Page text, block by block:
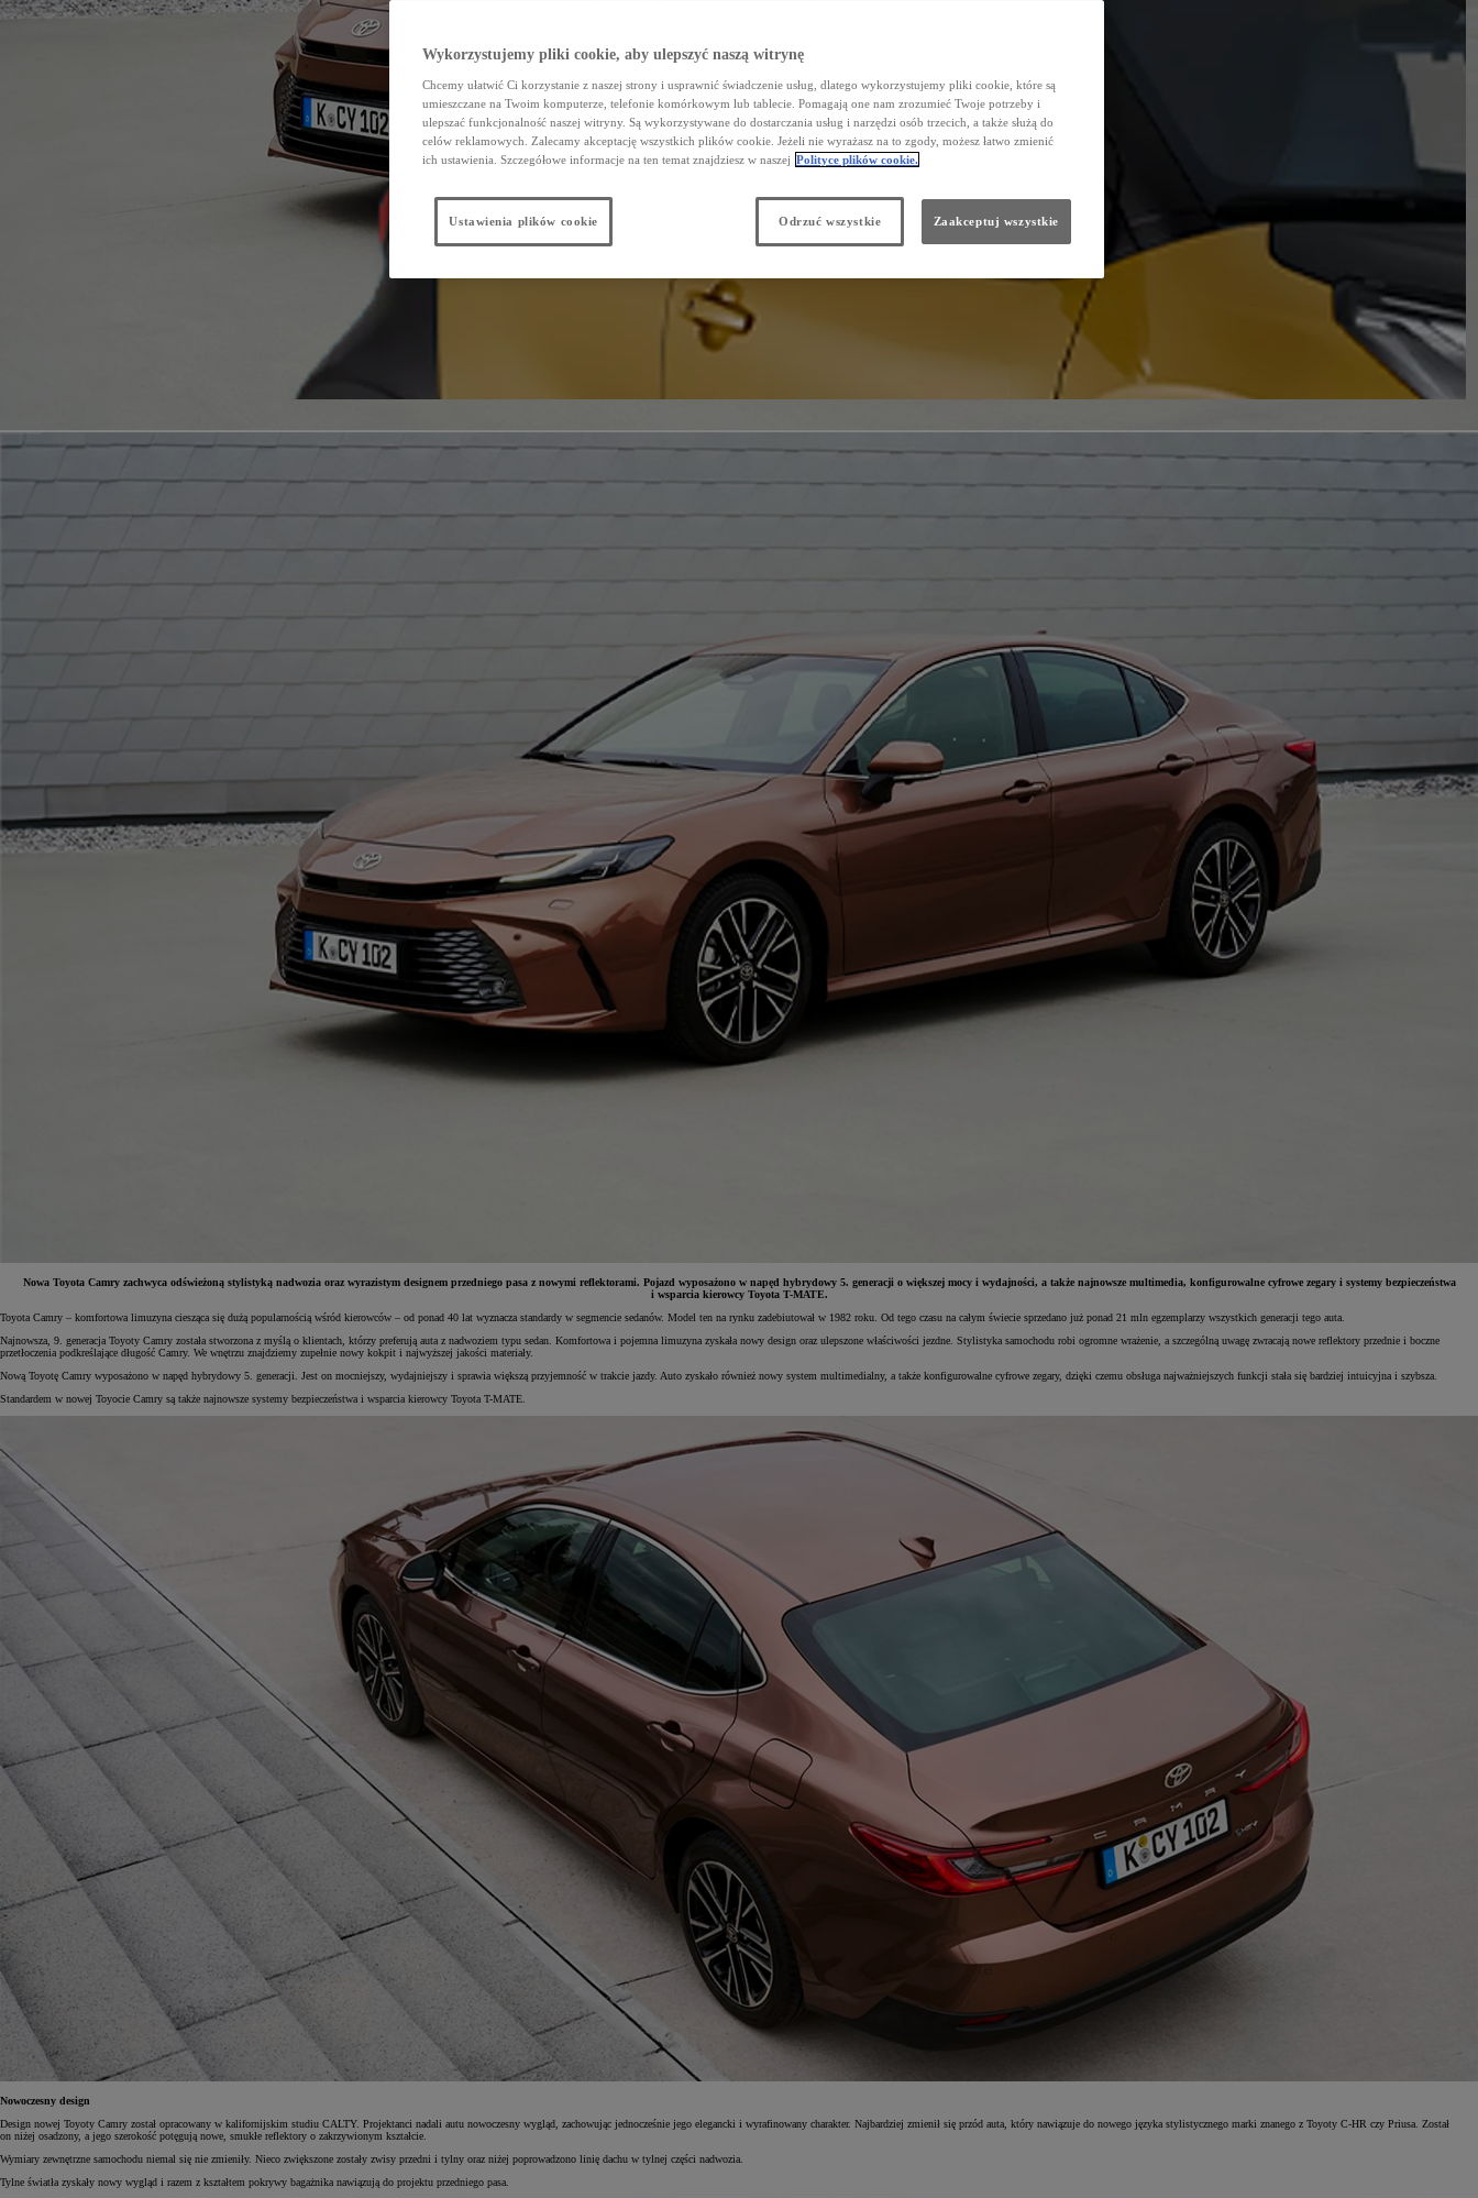
Yaris Cross
HYBRID
Nowa Toyota Camry zachwyca odświeżoną stylistyką nadwozia oraz wyrazistym designem przedniego pasa z nowymi reflektorami. Pojazd wyposażono w napęd hybrydowy 5. generacji o większej mocy i wydajności, a także najnowsze multimedia, konfigurowalne cyfrowe zegary i systemy bezpieczeństwa
i wsparcia kierowcy Toyota T-MATE.
Toyota Camry – komfortowa limuzyna ciesząca się dużą popularnością wśród kierowców – od ponad 40 lat wyznacza standardy w segmencie sedanów. Model ten na rynku zadebiutował w 1982 roku. Od tego czasu na całym świecie sprzedano już ponad 21 mln egzemplarzy wszystkich generacji tego auta.
Najnowsza, 9. generacja Toyoty Camry została stworzona z myślą o klientach, którzy preferują auta z nadwoziem typu sedan. Komfortowa i pojemna limuzyna zyskała nowy design oraz ulepszone właściwości jezdne. Stylistyka samochodu robi ogromne wrażenie, a szczególną uwagę zwracają nowe reflektory przednie i boczne
przetłoczenia podkreślające długość Camry. We wnętrzu znajdziemy zupełnie nowy kokpit i najwyższej jakości materiały.
Nową Toyotę Camry wyposażono w napęd hybrydowy 5. generacji. Jest on mocniejszy, wydajniejszy i sprawia większą przyjemność w trakcie jazdy. Auto zyskało również nowy system multimedialny, a także konfigurowalne cyfrowe zegary, dzięki czemu obsługa najważniejszych funkcji stała się bardziej intuicyjna i szybsza.
Standardem w nowej Toyocie Camry są także najnowsze systemy bezpieczeństwa i wsparcia kierowcy Toyota T-MATE.
Nowoczesny design
Design nowej Toyoty Camry został opracowany w kalifornijskim studiu CALTY. Projektanci nadali autu nowoczesny wygląd, zachowując jednocześnie jego elegancki i wyrafinowany charakter. Najbardziej zmienił się przód auta, który nawiązuje do nowego języka stylistycznego marki znanego z Toyoty C-HR czy Priusa. Został
on niżej osadzony, a jego szerokość potęgują nowe, smukłe reflektory o zakrzywionym kształcie.
Wymiary zewnętrzne samochodu niemal się nie zmieniły. Nieco zwiększone zostały zwisy przedni i tylny oraz niżej poprowadzono linię dachu w tylnej części nadwozia.
Tylne światła zyskały nowy wygląd i razem z kształtem pokrywy bagażnika nawiązują do projektu przedniego pasa.
Wykorzystujemy pliki cookie, aby ulepszyć naszą witrynę
Chcemy ułatwić Ci korzystanie z naszej strony i usprawnić świadczenie usług, dlatego wykorzystujemy pliki cookie, które są
umieszczane na Twoim komputerze, telefonie komórkowym lub tablecie. Pomagają one nam zrozumieć Twoje potrzeby i
ulepszać funkcjonalność naszej witryny. Są wykorzystywane do dostarczania usług i narzędzi osób trzecich, a także służą do
celów reklamowych. Zalecamy akceptację wszystkich plików cookie. Jeżeli nie wyrażasz na to zgody, możesz łatwo zmienić
ich ustawienia. Szczegółowe informacje na ten temat znajdziesz w naszej Polityce plików cookie.
Ustawienia plików cookie Odrzuć wszystkie Zaakceptuj wszystkie